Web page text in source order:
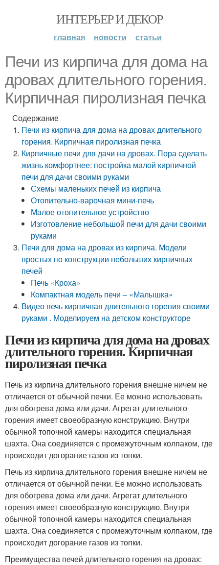
ИНТЕРЬЕР И ДЕКОР
главная новости статьи
Печи из кирпича для дома на
дровах длительного горения.
Кирпичная пиролизная печка
Содержание
Печи из кирпича для дома на дровах длительного
горения. Кирпичная пиролизная печка
Кирпичные печи для дачи на дровах. Пора сделать
жизнь комфортнее: постройка малой кирпичной
печи для дачи своими руками
Схемы маленьких печей из кирпича
Отопительно-варочная мини-печь
Малое отопительное устройство
Изготовление небольшой печи для дачи своими
руками
Печи для дома на дровах из кирпича. Модели
простых по конструкции небольших кирпичных
печей
Печь «Кроха»
Компактная модель печи – «Малышка»
Видео печь кирпичная длительного горения своими
руками . Моделируем на детском конструкторе
Печи из кирпича для дома на дровах
длительного горения. Кирпичная
пиролизная печка
Печь из кирпича длительного горения внешне ничем не
отличается от обычной печки. Ее можно использовать
для обогрева дома или дачи. Агрегат длительного
горения имеет своеобразную конструкцию. Внутри
обычной топочной камеры находится специальная
шахта. Она соединяется с промежуточным колпаком, где
происходит догорание газов из топки.
Печь из кирпича длительного горения внешне ничем не
отличается от обычной печки. Ее можно использовать
для обогрева дома или дачи. Агрегат длительного
горения имеет своеобразную конструкцию. Внутри
обычной топочной камеры находится специальная
шахта. Она соединяется с промежуточным колпаком, где
происходит догорание газов из топки.
Преимущества печей длительного горения на дровах: